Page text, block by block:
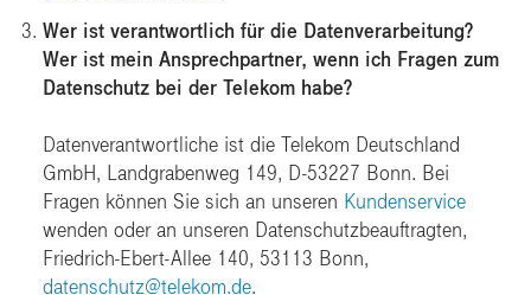
Wer ist verantwortlich für die Datenverarbeitung?
Wer ist mein Ansprechpartner, wenn ich Fragen zum
Datenschutz bei der Telekom habe?
Datenverantwortliche ist die Telekom Deutschland
GmbH, Landgrabenweg 149, D-53227 Bonn. Bei
Fragen können Sie sich an unseren Kundenservice
wenden oder an unseren Datenschutzbeauftragten,
Friedrich-Ebert-Allee 140, 53113 Bonn,
datenschutz@telekom.de.